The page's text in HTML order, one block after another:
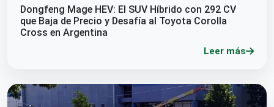
Dongfeng Mage HEV: El SUV Híbrido con 292 CV
que Baja de Precio y Desafía al Toyota Corolla
Cross en Argentina
Leer más